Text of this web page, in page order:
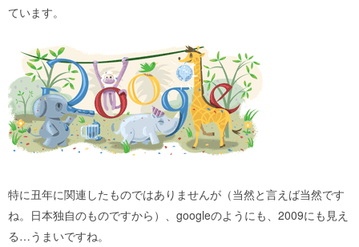
ています。
特に丑年に関連したものではありませんが（当然と言えば当然です
ね。日本独自のものですから）、googleのようにも、2009にも見え
る…うまいですね。